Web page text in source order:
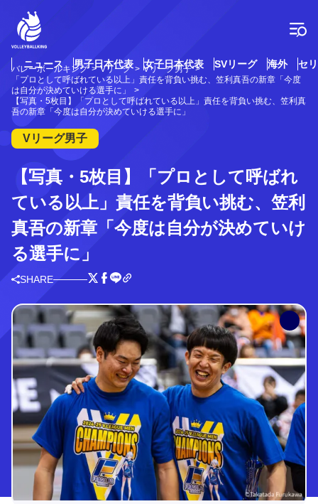
テ
ツ
プ
ニュース 男子日本代表 女子日本代表 SVリーグ 海外 セ
バレーボールキング Vリーグ
Vリーグ男子
「プロとして呼ばれている以上」責任を背負い挑む、笠利真吾の新章「今度
は自分が決めていける選手に」
【写真・5枚目】「プロとして呼ばれている以上」責任を背負い挑む、笠利真
吾の新章「今度は自分が決めていける選手に」
Vリーグ男子
【写真・5枚目】「プロとして呼ばれ
ている以上」責任を背負い挑む、笠利
真吾の新章「今度は自分が決めていけ
る選手に」
SHARE